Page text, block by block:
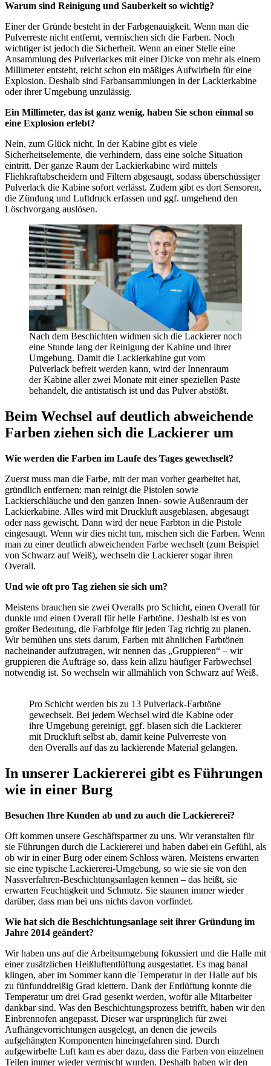
Warum sind Reinigung und Sauberkeit so wichtig?
Einer der Gründe besteht in der Farbgenauigkeit. Wenn man die
Pulverreste nicht entfernt, vermischen sich die Farben. Noch
wichtiger ist jedoch die Sicherheit. Wenn an einer Stelle eine
Ansammlung des Pulverlackes mit einer Dicke von mehr als einem
Millimeter entsteht, reicht schon ein mäßiges Aufwirbeln für eine
Explosion. Deshalb sind Farbansammlungen in der Lackierkabine
oder ihrer Umgebung unzulässig.
Ein Millimeter, das ist ganz wenig, haben Sie schon einmal so
eine Explosion erlebt?
Nein, zum Glück nicht. In der Kabine gibt es viele
Sicherheitselemente, die verhindern, dass eine solche Situation
eintritt. Der ganze Raum der Lackierkabine wird mittels
Fliehkraftabscheidern und Filtern abgesaugt, sodass überschüssiger
Pulverlack die Kabine sofort verlässt. Zudem gibt es dort Sensoren,
die Zündung und Luftdruck erfassen und ggf. umgehend den
Löschvorgang auslösen.
Nach dem Beschichten widmen sich die Lackierer noch
eine Stunde lang der Reinigung der Kabine und ihrer
Umgebung. Damit die Lackierkabine gut vom
Pulverlack befreit werden kann, wird der Innenraum
der Kabine aller zwei Monate mit einer speziellen Paste
behandelt, die antistatisch ist und das Pulver abstößt.
Beim Wechsel auf deutlich abweichende
Farben ziehen sich die Lackierer um
Wie werden die Farben im Laufe des Tages gewechselt?
Zuerst muss man die Farbe, mit der man vorher gearbeitet hat,
gründlich entfernen: man reinigt die Pistolen sowie
Lackierschläuche und den ganzen Innen- sowie Außenraum der
Lackierkabine. Alles wird mit Druckluft ausgeblasen, abgesaugt
oder nass gewischt. Dann wird der neue Farbton in die Pistole
eingesaugt. Wenn wir dies nicht tun, mischen sich die Farben. Wenn
man zu einer deutlich abweichenden Farbe wechselt (zum Beispiel
von Schwarz auf Weiß), wechseln die Lackierer sogar ihren
Overall.
Und wie oft pro Tag ziehen sie sich um?
Meistens brauchen sie zwei Overalls pro Schicht, einen Overall für
dunkle und einen Overall für helle Farbtöne. Deshalb ist es von
großer Bedeutung, die Farbfolge für jeden Tag richtig zu planen.
Wir bemühen uns stets darum, Farben mit ähnlichen Farbtönen
nacheinander aufzutragen, wir nennen das „Gruppieren“ – wir
gruppieren die Aufträge so, dass kein allzu häufiger Farbwechsel
notwendig ist. So wechseln wir allmählich von Schwarz auf Weiß.
Pro Schicht werden bis zu 13 Pulverlack-Farbtöne
gewechselt. Bei jedem Wechsel wird die Kabine oder
ihre Umgebung gereinigt, ggf. blasen sich die Lackierer
mit Druckluft selbst ab, damit keine Pulverreste von
den Overalls auf das zu lackierende Material gelangen.
In unserer Lackiererei gibt es Führungen
wie in einer Burg
Besuchen Ihre Kunden ab und zu auch die Lackiererei?
Oft kommen unsere Geschäftspartner zu uns. Wir veranstalten für
sie Führungen durch die Lackiererei und haben dabei ein Gefühl, als
ob wir in einer Burg oder einem Schloss wären. Meistens erwarten
sie eine typische Lackiererei-Umgebung, so wie sie sie von den
Nassverfahren-Beschichtungsanlagen kennen – das heißt, sie
erwarten Feuchtigkeit und Schmutz. Sie staunen immer wieder
darüber, dass man bei uns nichts davon vorfindet.
Wie hat sich die Beschichtungsanlage seit ihrer Gründung im
Jahre 2014 geändert?
Wir haben uns auf die Arbeitsumgebung fokussiert und die Halle mit
einer zusätzlichen Heißluftentlüftung ausgestattet. Es mag banal
klingen, aber im Sommer kann die Temperatur in der Halle auf bis
zu fünfunddreißig Grad klettern. Dank der Entlüftung konnte die
Temperatur um drei Grad gesenkt werden, wofür alle Mitarbeiter
dankbar sind. Was den Beschichtungsprozess betrifft, haben wir den
Einbrennofen angepasst. Dieser war ursprünglich für zwei
Aufhängevorrichtungen ausgelegt, an denen die jeweils
aufgehängten Komponenten hineingefahren sind. Durch
aufgewirbelte Luft kam es aber dazu, dass die Farben von einzelnen
Teilen immer wieder vermischt wurden. Deshalb haben wir den